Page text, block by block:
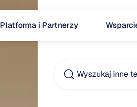
Platforma i Partnerzy
Wyszukaj inne